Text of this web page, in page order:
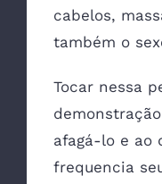
cabelos,
também o
Tocar nessa
afagá-lo e ao
frequencia